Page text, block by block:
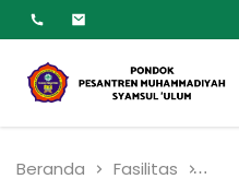
Pesantren
Ulum
Beranda Fasilitas